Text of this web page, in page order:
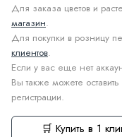
Для заказа цветов и
магазин.
Для покупки в розницу
клиентов.
Если у вас еще нет
Вы также можете
регистрации.
🛒 Купить в 1